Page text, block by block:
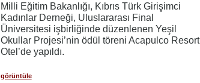
Milli Eğitim Bakanlığı, Kıbrıs Türk Girişimci
Kadınlar Derneği, Uluslararası Final
Üniversitesi işbirliğinde düzenlenen Yeşil
Okullar Projesi’nin ödül töreni Acapulco Resort
Otel’de yapıldı.
görüntüle